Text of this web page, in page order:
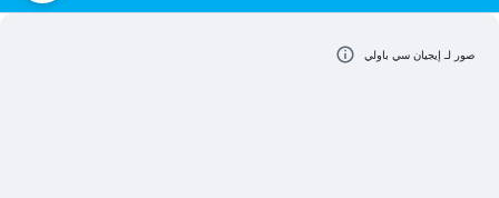
صور لـ إيجيان سي باولي